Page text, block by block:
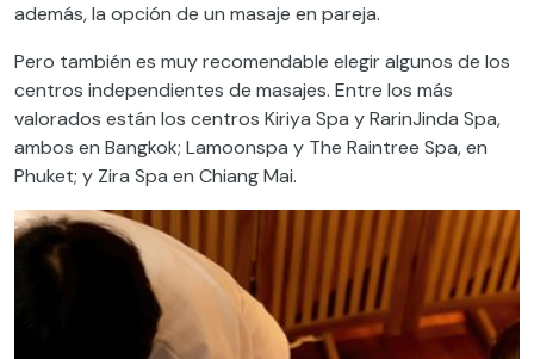
además, la opción de un masaje en pareja.
Pero también es muy recomendable elegir algunos de los
centros independientes de masajes. Entre los más
valorados están los centros Kiriya Spa y RarinJinda Spa,
ambos en Bangkok; Lamoonspa y The Raintree Spa, en
Phuket; y Zira Spa en Chiang Mai.